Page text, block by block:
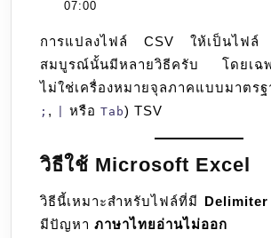
07:00
การแปลงไฟล์ CSV ให้เป็นไฟล์ Excel แบบ
สมบูรณ์นั้นมีหลายวิธีครับ โดยเฉพ
ไม่ใช่เครื่องหมายจุลภาคแบบมาต
; , หรือ Tab) TSV
วิธีใช้ Microsoft Excel
วิธีนี้เหมาะสำหรับไฟล์ที่มี
มีปัญหา ภาษาไทยอ่านไม่ออก